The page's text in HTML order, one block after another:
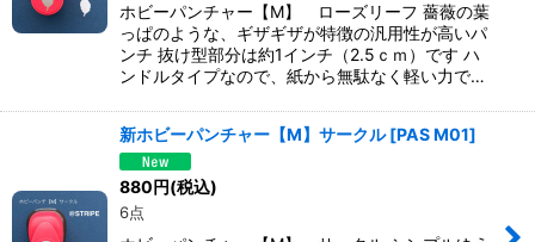
ホビーパンチャー【M】 ローズリーフ 薔薇の葉
っぱのような、ギザギザが特徴の汎用性が高いパ
ンチ 抜け型部分は約1インチ（2.5ｃｍ）です ハ
ンドルタイプなので、紙から無駄なく軽い力で…
新ホビーパンチャー【M】サークル [PAS M01]
880円(税込)
6点